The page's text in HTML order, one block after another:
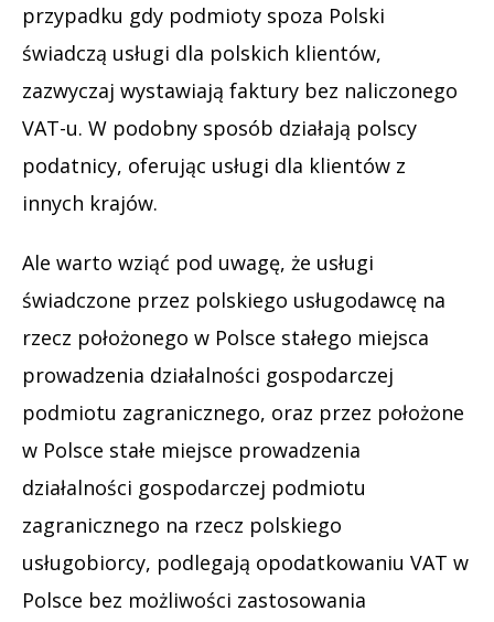
przypadku gdy podmioty spoza Polski
świadczą usługi dla polskich klientów,
zazwyczaj wystawiają faktury bez naliczonego
VAT-u. W podobny sposób działają polscy
podatnicy, oferując usługi dla klientów z
innych krajów.
Ale warto wziąć pod uwagę, że usługi
świadczone przez polskiego usługodawcę na
rzecz położonego w Polsce stałego miejsca
prowadzenia działalności gospodarczej
podmiotu zagranicznego, oraz przez położone
w Polsce stałe miejsce prowadzenia
działalności gospodarczej podmiotu
zagranicznego na rzecz polskiego
usługobiorcy, podlegają opodatkowaniu VAT w
Polsce bez możliwości zastosowania